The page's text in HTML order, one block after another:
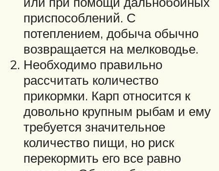
приспособлений. С
потеплением, добыча обычно
возвращается на мелководье.
Необходимо правильно
рассчитать количество
прикормки. Карп относится к
довольно крупным рыбам и ему
требуется значительное
количество пищи, но риск
перекормить его все равно